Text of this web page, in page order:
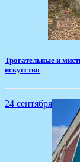
Трогательные и
искусство
24 сентября